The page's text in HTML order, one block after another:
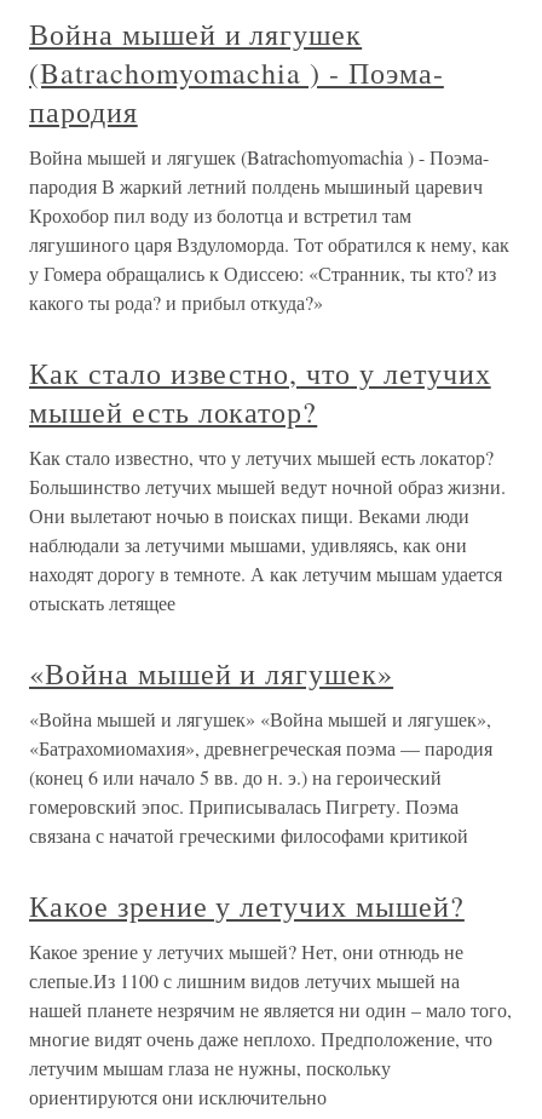
Война мышей и лягушек
(Batrachomyomachia ) - Поэма-
пародия
Война мышей и лягушек (Batrachomyomachia ) - Поэма-
пародия В жаркий летний полдень мышиный царевич
Крохобор пил воду из болотца и встретил там
лягушиного царя Вздуломорда. Тот обратился к нему, как
у Гомера обращались к Одиссею: «Странник, ты кто? из
какого ты рода? и прибыл откуда?»
Как стало известно, что у летучих
мышей есть локатор?
Как стало известно, что у летучих мышей есть локатор?
Большинство летучих мышей ведут ночной образ жизни.
Они вылетают ночью в поисках пищи. Веками люди
наблюдали за летучими мышами, удивляясь, как они
находят дорогу в темноте. А как летучим мышам удается
отыскать летящее
«Война мышей и лягушек»
«Война мышей и лягушек» «Война мышей и лягушек»,
«Батрахомиомахия», древнегреческая поэма — пародия
(конец 6 или начало 5 вв. до н. э.) на героический
гомеровский эпос. Приписывалась Пигрету. Поэма
связана с начатой греческими философами критикой
Какое зрение у летучих мышей?
Какое зрение у летучих мышей? Нет, они отнюдь не
слепые.Из 1100 с лишним видов летучих мышей на
нашей планете незрячим не является ни один – мало того,
многие видят очень даже неплохо. Предположение, что
летучим мышам глаза не нужны, поскольку
ориентируются они исключительно